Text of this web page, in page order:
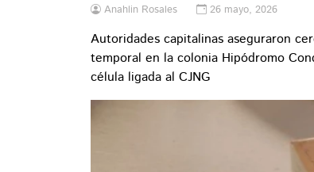
Anahlin Rosales 26 mayo, 2026
Autoridades capitalinas aseguraron
temporal en la colonia Hipódromo
célula ligada al CJNG